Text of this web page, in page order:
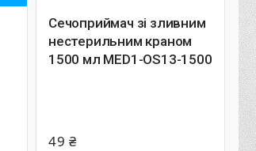
Сечоприймач зі зливним
нестерильним краном
1500 мл MED1-OS13-1500
49 ₴